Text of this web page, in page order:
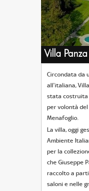
Villa Panza
Circondata da
all'italiana,
stata costruita
per volontà
Menafoglio.
La villa, oggi
Ambiente
per la
che Giuseppe
raccolto a
saloni e nelle